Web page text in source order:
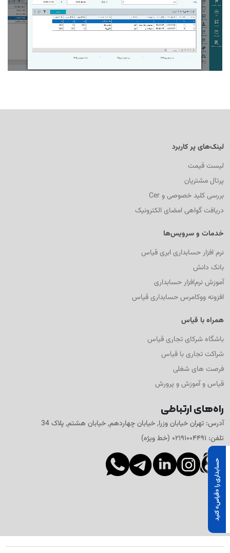
×
۷ روز رایگان و بدون محدودیت، همه
امکانات قیاس را رایگان تجربه کن.
لینک‌های پر کاربرد
لیست قیمت
پرتال مشتریان
بررسی کلید خصوصی و Cer
دریافت گواهی امضای الکترونیک
خدمات و سرویس‌ها
نرم افزار حسابداری ابری قیاس
بانک دانش
آموزش نرم‌افزار حسابداری
افزونه ووکامرس حسابداری قیاس
همراه با قیاس
باشگاه شرکای تجاری قیاس
شراکت تجاری با قیاس
فرصت های شغلی
قیاس و آموزش و پرورش
راه‌های ارتباطی
آدرس: تهران خیابان وزرا, خیابان چهاردهم, خیابان هشتم, پلاک 34
تلفن: ۰۲۱۹۱۰۰۴۴۹۱ (خط ویژه)